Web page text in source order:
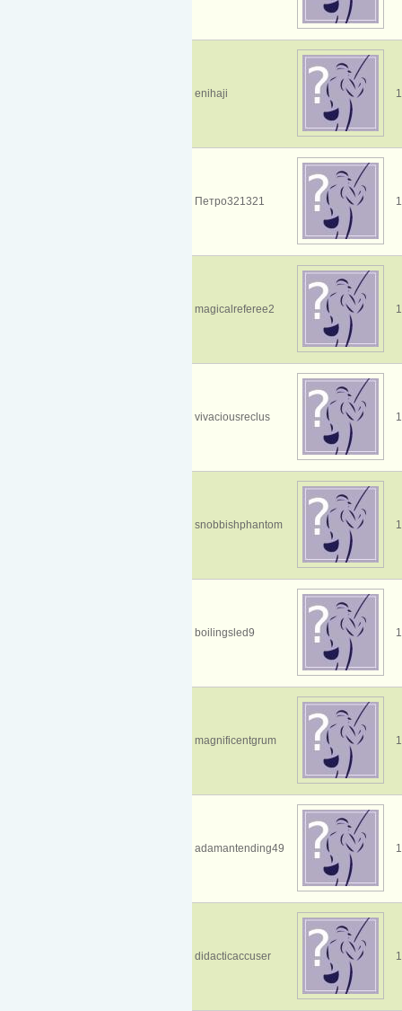
enihaji
Петро321321
magicalreferee2
vivaciousreclus
snobbishphantom
boilingsled9
magnificentgrum
adamantending49
didacticaccuser